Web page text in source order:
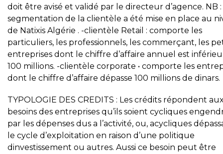
doit être avisé et validé par le directeur d’agence. NB
segmentation de la clientèle a été mise en place au
de Natixis Algérie . -clientèle Retail : comporte les
particuliers, les professionnels, les commerçant, les
entreprises dont le chiffre d’affaire annuel est
100 millions. -clientèle corporate • comporte les
dont le chiffre d’affaire dépasse 100 millions de dinars.
TYPOLOGIE DES CREDITS : Les crédits répondent
besoins des entreprises qu’ils soient cycliques
par les dépenses dus a l’activité, ou, acycliques
le cycle d’exploitation en raison d’une politique
dinvestissement ou autres. Aussi ce besoin peut être